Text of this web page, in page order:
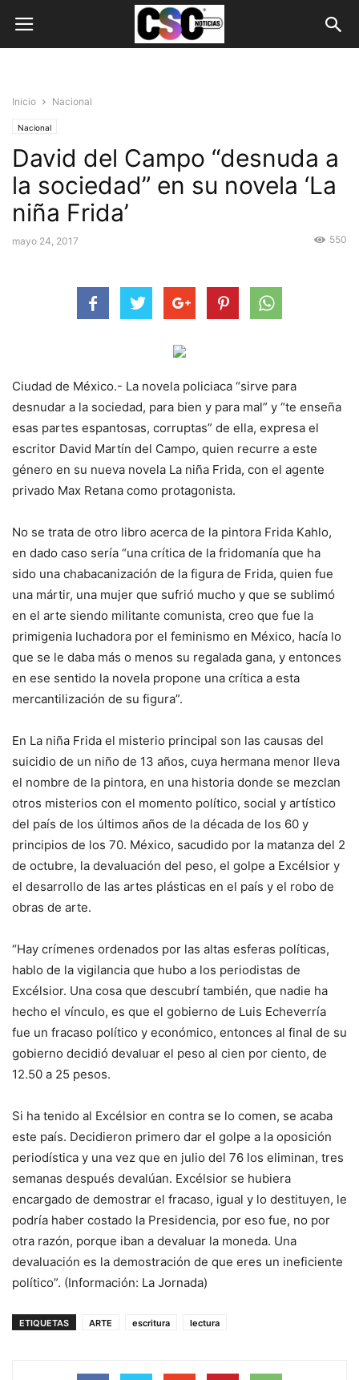
Inicio Nacional
Nacional
David del Campo “desnuda a
la sociedad” en su novela ‘La
niña Frida’
mayo 24, 2017 550
Ciudad de México.- La novela policiaca “sirve para
desnudar a la sociedad, para bien y para mal” y “te enseña
esas partes espantosas, corruptas” de ella, expresa el
escritor David Martín del Campo, quien recurre a este
género en su nueva novela La niña Frida, con el agente
privado Max Retana como protagonista.
No se trata de otro libro acerca de la pintora Frida Kahlo,
en dado caso sería “una crítica de la fridomanía que ha
sido una chabacanización de la figura de Frida, quien fue
una mártir, una mujer que sufrió mucho y que se sublimó
en el arte siendo militante comunista, creo que fue la
primigenia luchadora por el feminismo en México, hacía lo
que se le daba más o menos su regalada gana, y entonces
en ese sentido la novela propone una crítica a esta
mercantilización de su figura”.
En La niña Frida el misterio principal son las causas del
suicidio de un niño de 13 años, cuya hermana menor lleva
el nombre de la pintora, en una historia donde se mezclan
otros misterios con el momento político, social y artístico
del país de los últimos años de la década de los 60 y
principios de los 70. México, sacudido por la matanza del 2
de octubre, la devaluación del peso, el golpe a Excélsior y
el desarrollo de las artes plásticas en el país y el robo de
obras de arte.
“Hay crímenes ordenados por las altas esferas políticas,
hablo de la vigilancia que hubo a los periodistas de
Excélsior. Una cosa que descubrí también, que nadie ha
hecho el vínculo, es que el gobierno de Luis Echeverría
fue un fracaso político y económico, entonces al final de su
gobierno decidió devaluar el peso al cien por ciento, de
12.50 a 25 pesos.
Si ha tenido al Excélsior en contra se lo comen, se acaba
este país. Decidieron primero dar el golpe a la oposición
periodística y una vez que en julio del 76 los eliminan, tres
semanas después devalúan. Excélsior se hubiera
encargado de demostrar el fracaso, igual y lo destituyen, le
podría haber costado la Presidencia, por eso fue, no por
otra razón, porque iban a devaluar la moneda. Una
devaluación es la demostración de que eres un ineficiente
político”. (Información: La Jornada)
ETIQUETAS ARTE escritura lectura